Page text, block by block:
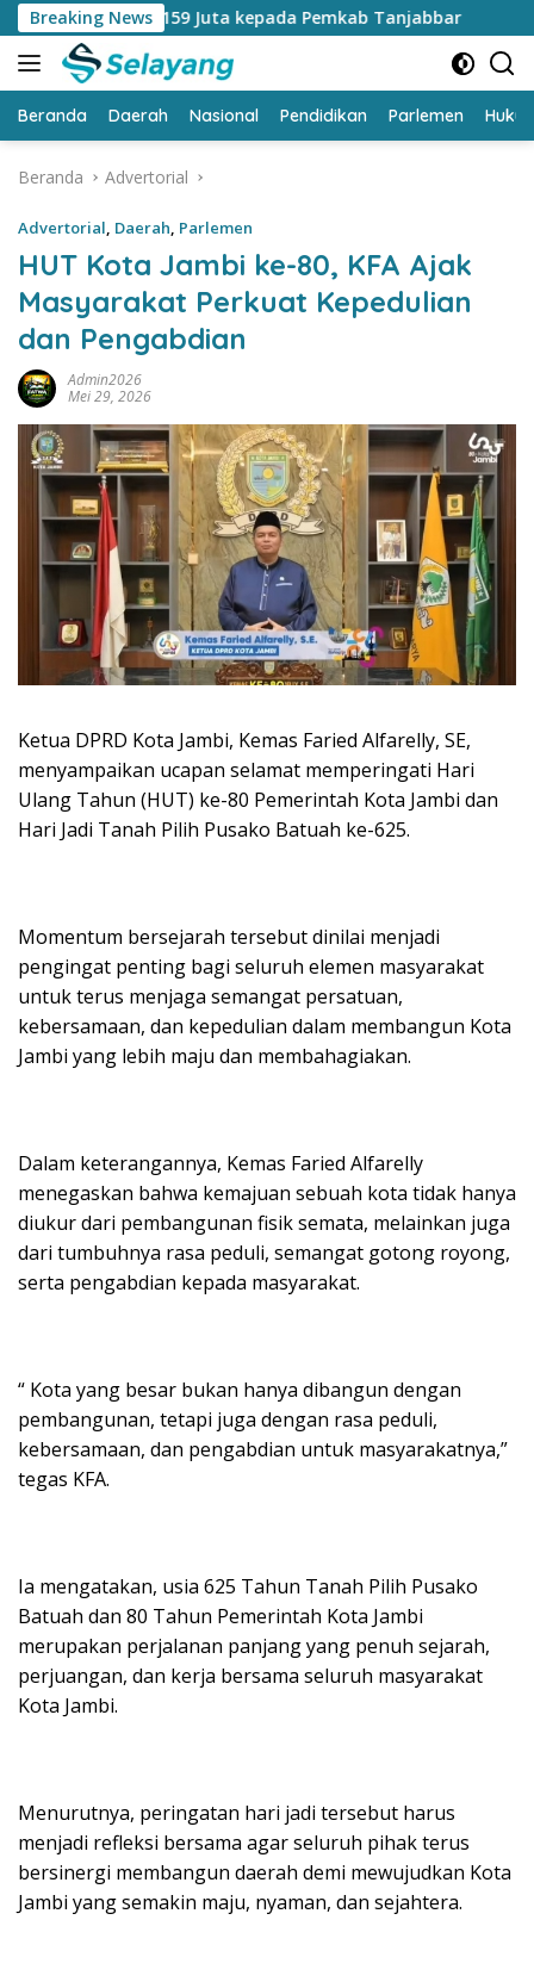
Langsung
ke
konten
Breaking News
Rp159 Juta kepada Pemkab Tanjabbar Catat…. CFD
Beranda Daerah Nasional Pendidikan Parlemen
Beranda Advertorial
Advertorial, Daerah, Parlemen
HUT Kota Jambi ke-80, KFA Ajak
Masyarakat Perkuat Kepedulian
dan Pengabdian
Admin2026
Mei 29, 2026
Ketua DPRD Kota Jambi, Kemas Faried Alfarelly, SE,
menyampaikan ucapan selamat memperingati Hari
Ulang Tahun (HUT) ke-80 Pemerintah Kota Jambi dan
Hari Jadi Tanah Pilih Pusako Batuah ke-625.
Momentum bersejarah tersebut dinilai menjadi
pengingat penting bagi seluruh elemen masyarakat
untuk terus menjaga semangat persatuan,
kebersamaan, dan kepedulian dalam membangun Kota
Jambi yang lebih maju dan membahagiakan.
Dalam keterangannya, Kemas Faried Alfarelly
menegaskan bahwa kemajuan sebuah kota tidak hanya
diukur dari pembangunan fisik semata, melainkan juga
dari tumbuhnya rasa peduli, semangat gotong royong,
serta pengabdian kepada masyarakat.
“ Kota yang besar bukan hanya dibangun dengan
pembangunan, tetapi juga dengan rasa peduli,
kebersamaan, dan pengabdian untuk masyarakatnya,”
tegas KFA.
Ia mengatakan, usia 625 Tahun Tanah Pilih Pusako
Batuah dan 80 Tahun Pemerintah Kota Jambi
merupakan perjalanan panjang yang penuh sejarah,
perjuangan, dan kerja bersama seluruh masyarakat
Kota Jambi.
Menurutnya, peringatan hari jadi tersebut harus
menjadi refleksi bersama agar seluruh pihak terus
bersinergi membangun daerah demi mewujudkan Kota
Jambi yang semakin maju, nyaman, dan sejahtera.